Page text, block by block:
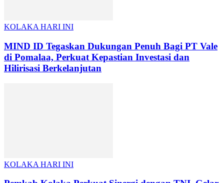
KOLAKA HARI INI
MIND ID Tegaskan Dukungan Penuh Bagi PT Vale
di Pomalaa, Perkuat Kepastian Investasi dan
Hilirisasi Berkelanjutan
KOLAKA HARI INI